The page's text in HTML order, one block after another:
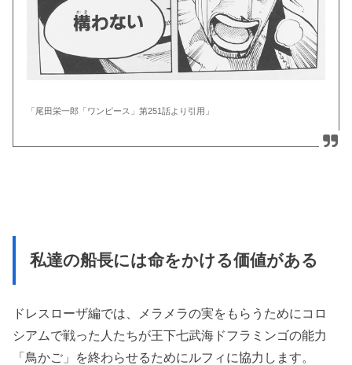
「尾田栄一郎「ワンピース」第251話より引用」
私達の船長には命をかける価値がある
ドレスローザ編では、メラメラの実をもらうためにコロ
シアムで戦った人たちが王下七武海ドフラミンゴの能力
「鳥かご」を終わらせるためにルフィに協力します。